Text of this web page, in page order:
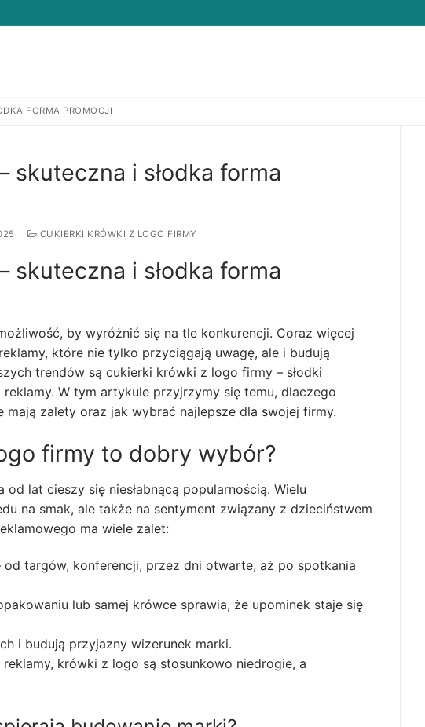
FORMA PROMOCJI
i słodka forma
CUKIERKI KRÓWKI Z LOGO FIRMY
i słodka forma
by wyróżnić się na tle konkurencji. Coraz więcej
które nie tylko przyciągają uwagę, ale i budują
trendów są cukierki krówki z logo firmy – słodki
W tym artykule przyjrzymy się temu, dlaczego
zalety oraz jak wybrać najlepsze dla swojej firmy.
firmy to dobry wybór?
lat cieszy się niesłabnącą popularnością. Wielu
na smak, ale także na sentyment związany z dzieciństwem
ma wiele zalet:
targów, konferencji, przez dni otwarte, aż po spotkania
lub samej krówce sprawia, że upominek staje się
i budują przyjazny wizerunek marki.
krówki z logo są stosunkowo niedrogie, a